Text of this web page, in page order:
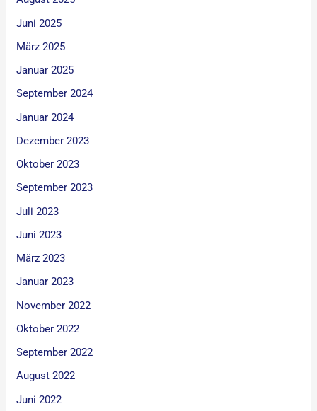
Juni 2025
März 2025
Januar 2025
September 2024
Januar 2024
Dezember 2023
Oktober 2023
September 2023
Juli 2023
Juni 2023
März 2023
Januar 2023
November 2022
Oktober 2022
September 2022
August 2022
Juni 2022